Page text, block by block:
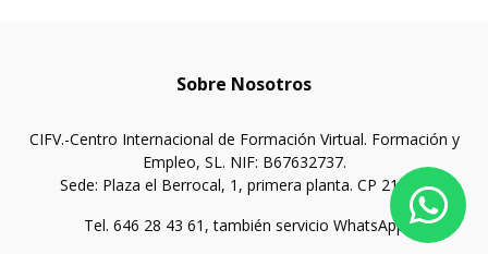
Sobre Nosotros
CIFV.-Centro Internacional de Formación Virtual. Formación y
Empleo, SL. NIF: B67632737.
Sede: Plaza el Berrocal, 1, primera planta. CP 21005.
Tel. 646 28 43 61, también servicio WhatsApp